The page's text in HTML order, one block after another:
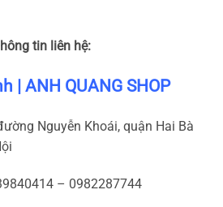
tin liên hệ:
| ANH QUANG SHOP
Nguyễn Khoái, quận Hai Bà
– 0982287744